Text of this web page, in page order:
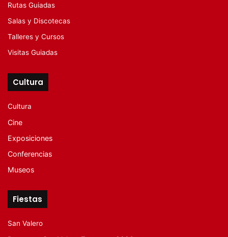
Rutas Guiadas
Salas y Discotecas
Talleres y Cursos
Visitas Guiadas
Cultura
Cultura
Cine
Exposiciones
Conferencias
Museos
Fiestas
San Valero